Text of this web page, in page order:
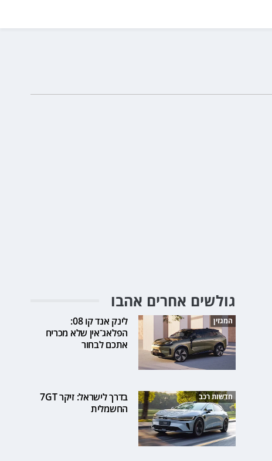
גולשים אחרים אהבו
המגזין
לינק אנד קו 08:
הפלאג־אין שלא מכריח
אתכם לבחור
חדשות רכב
בדרך לישראל: זיקר 7GT
החשמלית